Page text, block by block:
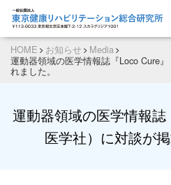
HOME お知らせ
Media
運動器領域の医学情報誌『Loco Cure
れました。
運動器領域の医学情報
医学社）に対談が